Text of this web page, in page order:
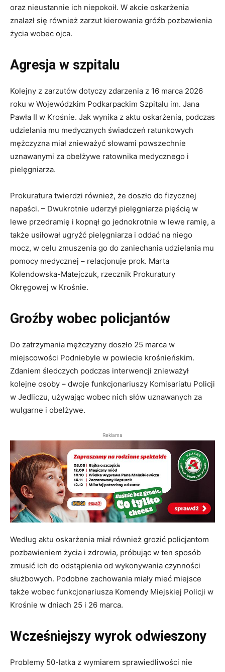
oraz nieustannie ich niepokoił. W akcie oskarżenia
znalazł się również zarzut kierowania gróźb pozbawienia
życia wobec ojca.
Agresja w szpitalu
Kolejny z zarzutów dotyczy zdarzenia z 16 marca 2026
roku w Wojewódzkim Podkarpackim Szpitalu im. Jana
Pawła II w Krośnie. Jak wynika z aktu oskarżenia, podczas
udzielania mu medycznych świadczeń ratunkowych
mężczyzna miał znieważyć słowami powszechnie
uznawanymi za obelżywe ratownika medycznego i
pielęgniarza.
Prokuratura twierdzi również, że doszło do fizycznej
napaści. – Dwukrotnie uderzył pielęgniarza pięścią w
lewe przedramię i kopnął go jednokrotnie w lewe ramię, a
także usiłował ugryźć pielęgniarza i oddać na niego
mocz, w celu zmuszenia go do zaniechania udzielania mu
pomocy medycznej – relacjonuje prok. Marta
Kolendowska-Matejczuk, rzecznik Prokuratury
Okręgowej w Krośnie.
Groźby wobec policjantów
Do zatrzymania mężczyzny doszło 25 marca w
miejscowości Podniebyle w powiecie krośnieńskim.
Zdaniem śledczych podczas interwencji znieważył
kolejne osoby – dwoje funkcjonariuszy Komisariatu Policji
w Jedliczu, używając wobec nich słów uznawanych za
wulgarne i obelżywe.
Reklama
Według aktu oskarżenia miał również grozić policjantom
pozbawieniem życia i zdrowia, próbując w ten sposób
zmusić ich do odstąpienia od wykonywania czynności
służbowych. Podobne zachowania miały mieć miejsce
także wobec funkcjonariusza Komendy Miejskiej Policji w
Krośnie w dniach 25 i 26 marca.
Wcześniejszy wyrok odwieszony
Problemy 50-latka z wymiarem sprawiedliwości nie